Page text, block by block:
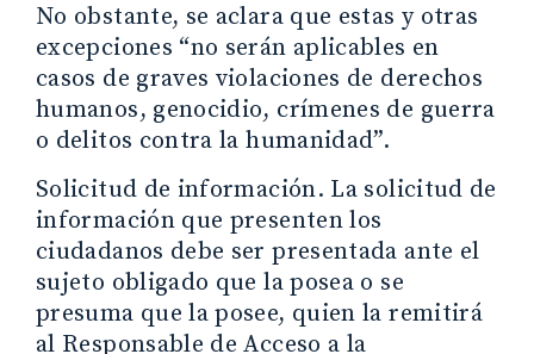
No obstante, se aclara que estas y otras
excepciones “no serán aplicables en
casos de graves violaciones de derechos
humanos, genocidio, crímenes de guerra
o delitos contra la humanidad”.
Solicitud de información. La solicitud de
información que presenten los
ciudadanos debe ser presentada ante el
sujeto obligado que la posea o se
presuma que la posee, quien la remitirá
al Responsable de Acceso a la